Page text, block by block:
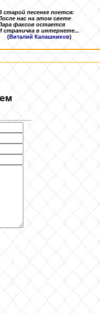
старой песенке поется:
нас на этом свете
факсов остается
страничка в интернете...
(Виталий Калашников)